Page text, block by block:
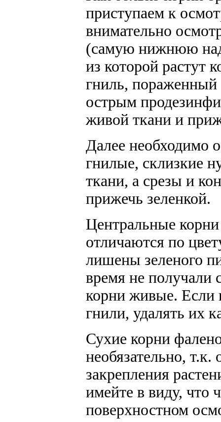
приступаем к
внимательно
(самую нижнюю
из которой растут
гниль, пораженный
острым
живой ткани и
Далее необходимо
гнилые, склизкие
ткани, а срезы и
прижечь зеленкой.
Центральные
отличаются по
лишены зеленого
время не получали
корни живые. Если
гнили, удалять их
Сухие корни
необязательно,
закрепления
имейте в виду, что
поверхностном